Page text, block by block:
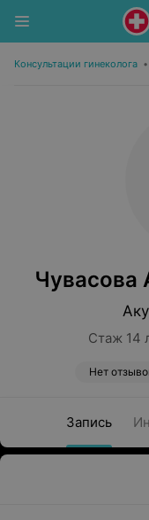
Консультации гинеколога •
Чувасова
Стаж 14
Нет
Запись